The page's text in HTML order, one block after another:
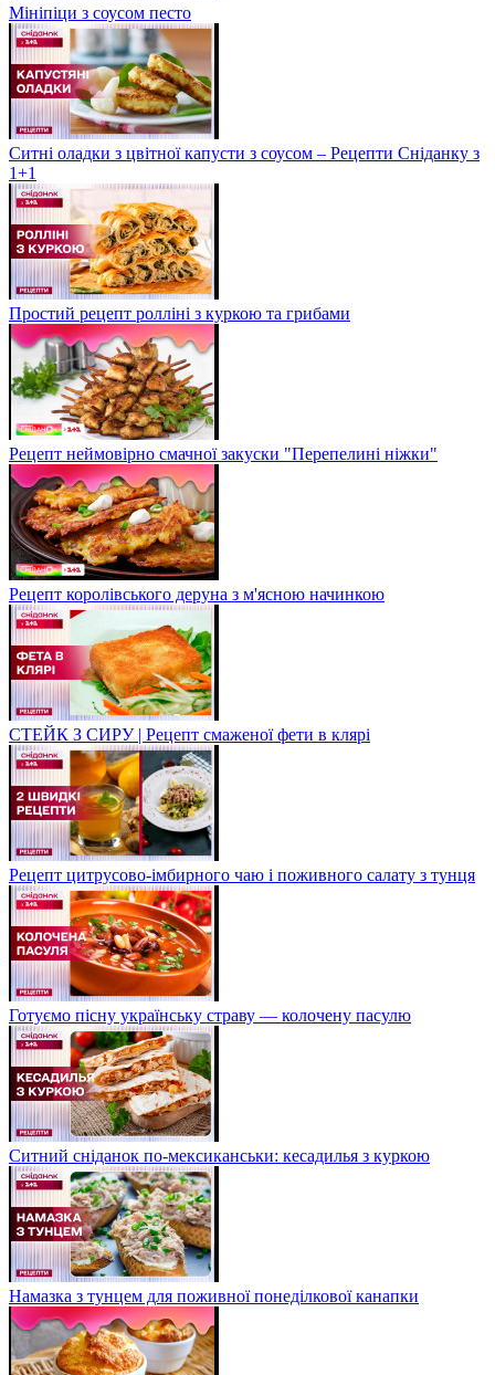
Мініпіци з соусом песто
Ситні оладки з цвітної капусти з соусом – Рецепти Сніданку з
1+1
Простий рецепт ролліні з куркою та грибами
Рецепт неймовірно смачної закуски "Перепелині ніжки"
Рецепт королівського деруна з м'ясною начинкою
СТЕЙК З СИРУ | Рецепт смаженої фети в клярі
Рецепт цитрусово-імбирного чаю і поживного салату з тунця
Готуємо пісну українську страву — колочену пасулю
Ситний сніданок по-мексиканськи: кесадилья з куркою
Намазка з тунцем для поживної понеділкової канапки